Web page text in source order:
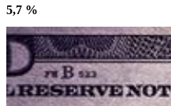
5,7 %